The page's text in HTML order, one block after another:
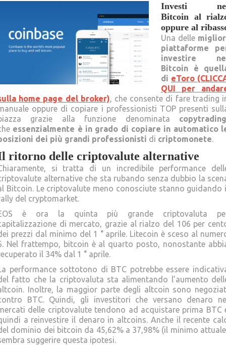
Investi
Bitcoin al
oppure al
Una delle
piattaforme
investire
Bitcoin è
di eToro
QUI per
home page del broker), che consente di fare trading
oppure di copiare i professionisti TOP presenti
grazie alla funzione denominata copytrading
essenzialmente è in grado di copiare in automatico
dei più grandi professionisti di criptomonete.
ritorno delle criptovalute alternative
si tratta di un incredibile performance
alternative che sta rubando senza dubbio la
Bitcoin. Le criptovalute meno conosciute stanno guidando
del cryptomarket.
è ora la quinta più grande criptovaluta
di mercato, grazie al rialzo del 106 per
prezzi dal minimo del 1 ° aprile. Litecoin è sceso al
Nel frattempo, bitcoin è al quarto posto, nonostante
il 34% dal 1 ° aprile.
performance sottotono di BTC potrebbe essere
fatto che la criptovaluta sta alimentando l’aumento
Inoltre, la maggior parte degli altcoin sono
BTC. Quindi, gli investitori che versano denaro
delle criptovalute tendono ad acquistare prima BTC
a reinvestire il denaro in altcoins. Anche il recente
dominio dei bitcoin da 45,62% a 37,98% (il minimo
suggerire questa ipotesi.